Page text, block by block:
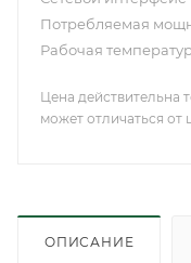
Потребляемая
Рабочая
Цена действительна
может отличаться от
ОПИСАНИЕ